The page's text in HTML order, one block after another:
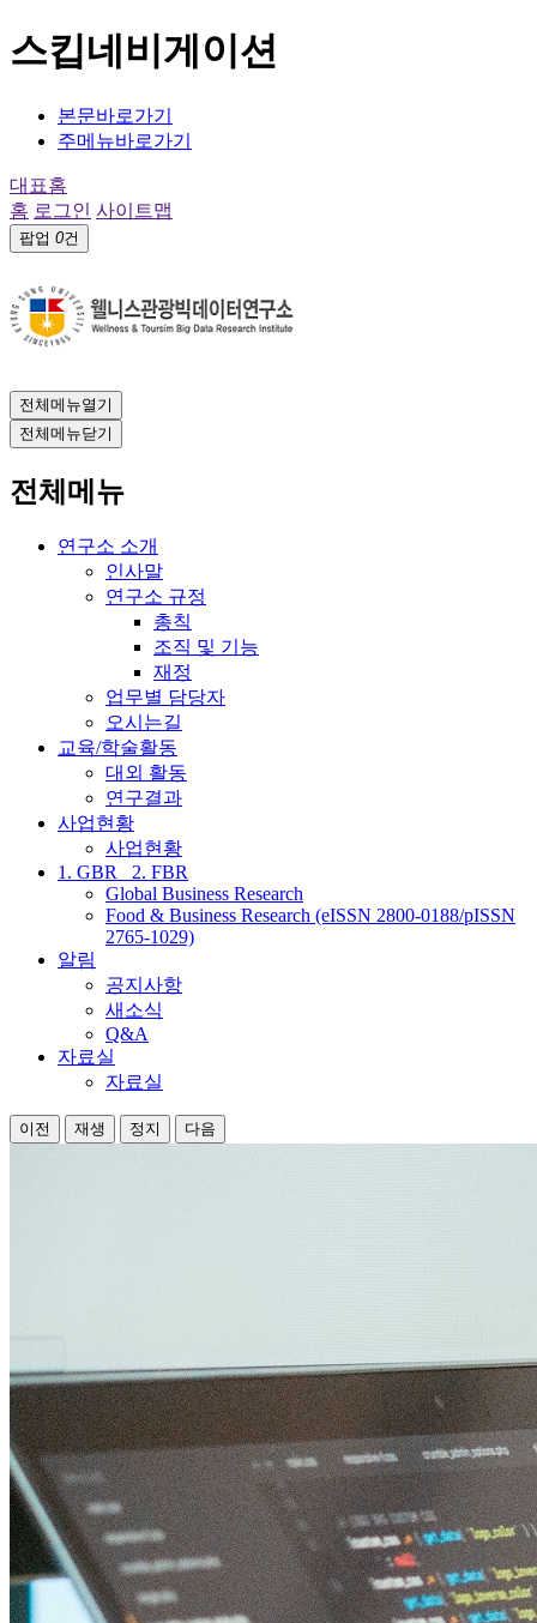
스킵네비게이션
본문바로가기
주메뉴바로가기
대표홈
홈 로그인 사이트맵
팝업 0건
전체메뉴열기
전체메뉴닫기
전체메뉴
연구소 소개
인사말
연구소 규정
총칙
조직 및 기능
재정
업무별 담당자
오시는길
교육/학술활동
대외 활동
연구결과
사업현황
사업현황
1. GBR_ 2. FBR
Global Business Research
Food & Business Research (eISSN 2800-0188/pISSN
2765-1029)
알림
공지사항
새소식
Q&A
자료실
자료실
이전 재생 정지 다음